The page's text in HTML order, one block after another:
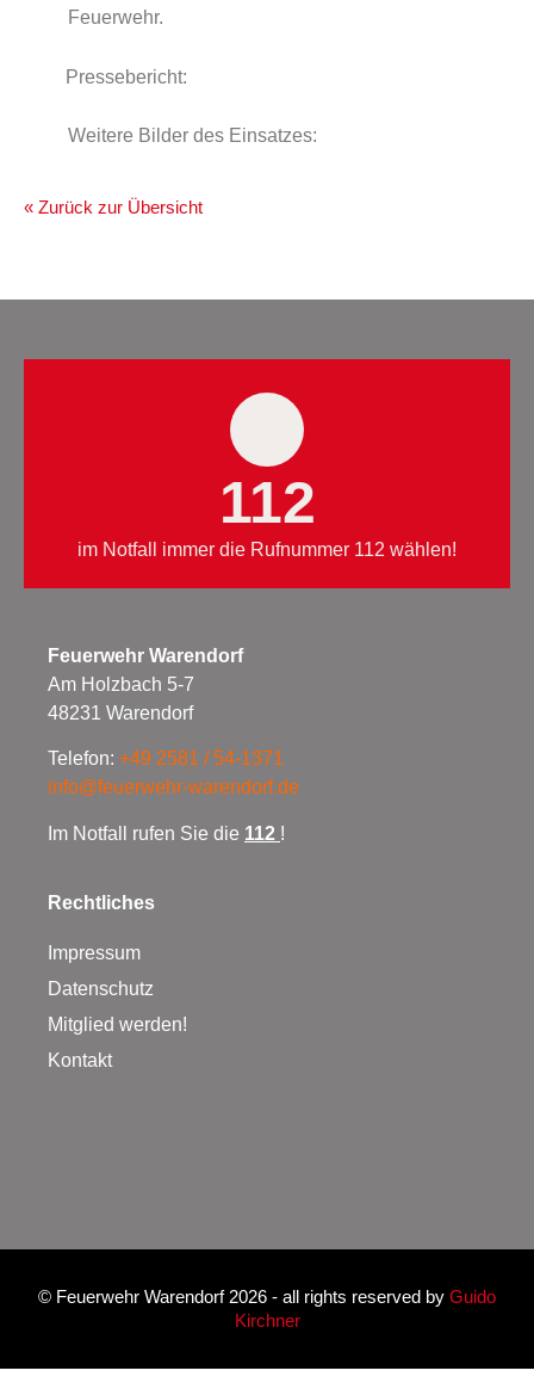
Feuerwehr.
Pressebericht:
Weitere Bilder des Einsatzes:
« Zurück zur Übersicht
112
im Notfall immer die Rufnummer 112 wählen!
Feuerwehr Warendorf
Am Holzbach 5-7
48231 Warendorf
Telefon: +49 2581 / 54-1371
info@feuerwehr-warendorf.de
Im Notfall rufen Sie die 112 !
Rechtliches
Impressum
Datenschutz
Mitglied werden!
Kontakt
© Feuerwehr Warendorf 2026 - all rights reserved by Guido
Kirchner